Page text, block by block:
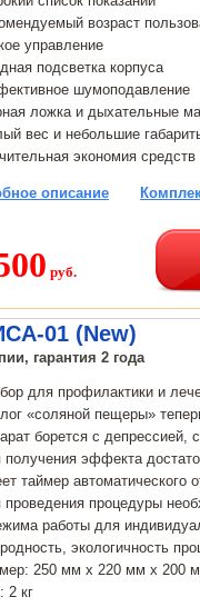
возраст
управление
подсветка корпуса
шумоподавление
ложка и дыхательные
вес и небольшие
экономия
описание
руб.
01 (New)
гарантия 2 года
для профилактики и
«соляной пещеры»
борется с депрессией,
получения эффекта
таймер автоматического
проведения процедуры
работы для
экологичность
250 мм х 220 мм х 200
2 кг